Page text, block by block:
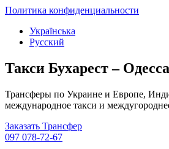
Политика конфиденциальности
Українська
Русский
Такси Бухарест – Одесса
Трансферы по Украине и Европе,
международное такси и
Заказать Трансфер
097 078-72-67